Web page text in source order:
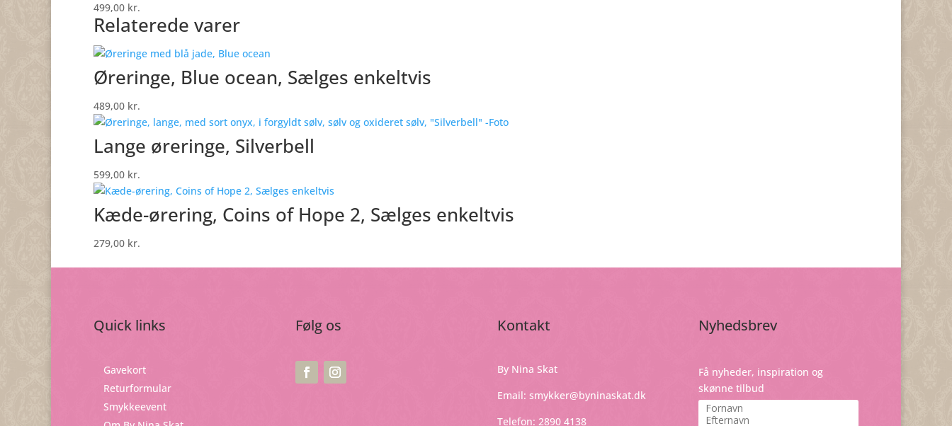
499,00 kr.
Relaterede varer
Øreringe, Blue ocean, Sælges enkeltvis
489,00 kr.
Lange øreringe, Silverbell
599,00 kr.
Kæde-ørering, Coins of Hope 2, Sælges enkeltvis
279,00 kr.
Quick links
Gavekort
Returformular
Smykkeevent
Følg os Kontakt
By Nina Skat
Email: smykker@byninaskat.dk
Telefon: 2890 4138
Nyhedsbrev
Få nyheder, inspiration og
skønne tilbud